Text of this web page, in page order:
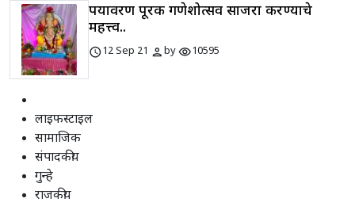
पर्यावरण पूरक गणेशोत्सव साजरा करण्याचे
महत्त्व..
schedule12 Sep 21 personbyvisibility10595
लाइफस्टाइल
सामाजिक
संपादकीय
गुन्हे
राजकीय